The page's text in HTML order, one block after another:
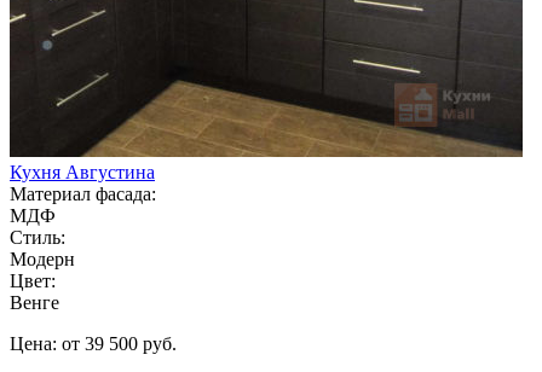
Кухня Августина
Материал фасада:
МДФ
Стиль:
Модерн
Цвет:
Венге
Цена: от 39 500 руб.